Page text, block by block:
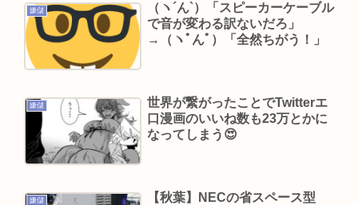
る
「なぜ性行為の許諾をとらなかったんですか？」
ジャンポケ斉藤「なぜとる必要があるんで
ここ数年「どっちもどっち」とか「まだわからな
いから叩くな」とかゆうチキン野郎が増えたけど
どっから来たの？(´・ω・`)
が泣いてるぞ」の声を”一言”でピシャリ
嫌儲
（ヽ´ん`）「スピーカーケーブル
で音が変わる訳ないだろ」
→（ヽﾟんﾟ）「全然ちがう！」
嫌儲
世界が繋がったことでTwitterエ
口漫画のいいね数も23万とかに
なってしまう😍
嫌儲
【秋葉】NECの省スペース型